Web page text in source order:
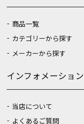
商品一覧
カテゴリーから探す
メーカーから探す
インフォメーション
当店について
よくあるご質問